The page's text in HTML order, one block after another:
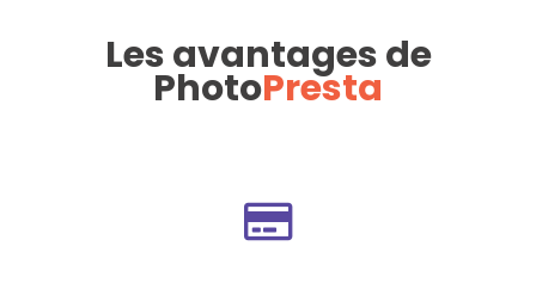
Les avantages de
PhotoPresta